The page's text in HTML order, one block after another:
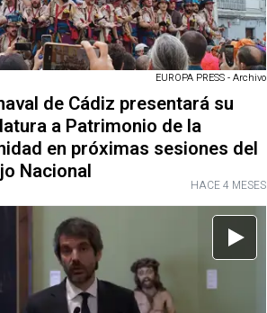
EUROPA PRESS - Archivo
de Cádiz presentará su
a Patrimonio de la
en próximas sesiones del
Nacional
HACE 4 MESES